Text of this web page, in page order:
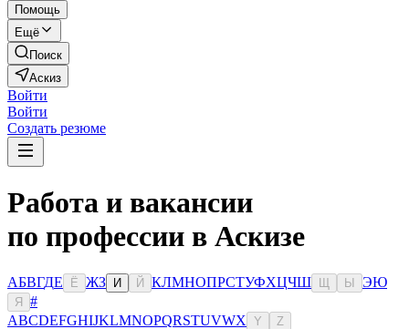
Помощь
Ещё
Поиск
Аскиз
Войти
Войти
Создать резюме
Работа и вакансии
по профессии в Аскизе
АБВГДЕ Ё ЖЗ И Й КЛМНОПРСТУФХЦЧШ Ы ЭЮ
Я
#
ABCDEFGHIJKLMNOPQRSTUVWX Y Z